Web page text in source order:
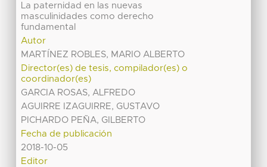
La paternidad en las nuevas
masculinidades como derecho
fundamental
Autor
MARTÍNEZ ROBLES, MARIO ALBERTO
Director(es) de tesis, compilador(es) o
coordinador(es)
GARCIA ROSAS, ALFREDO
AGUIRRE IZAGUIRRE, GUSTAVO
PICHARDO PEÑA, GILBERTO
Fecha de publicación
2018-10-05
Editor